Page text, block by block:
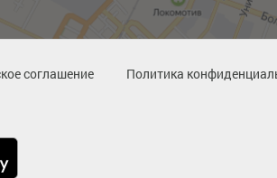
соглашение
Политика